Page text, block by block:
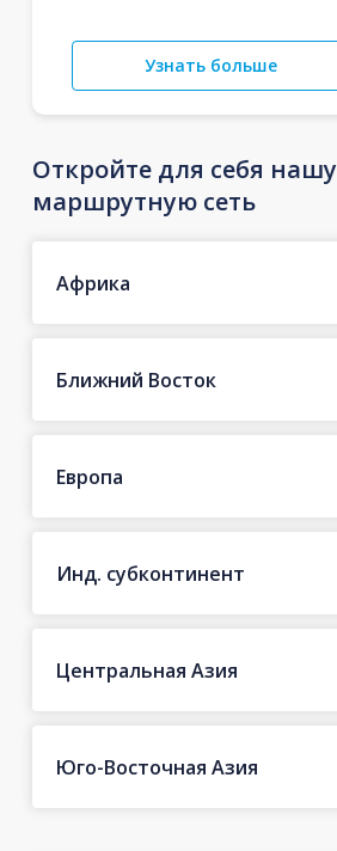
Узнать больше
Откройте для себя нашу
маршрутную сеть
Африка
Ближний Восток
Европа
Инд. субконтинент
Центральная Азия
Юго-Восточная Азия